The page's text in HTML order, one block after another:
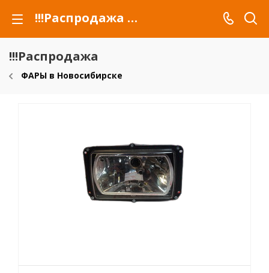
!!!Распродажа для автомобилей российских марок и сельхозтехники
!!!Распродажа
ФАРЫ в Новосибирске